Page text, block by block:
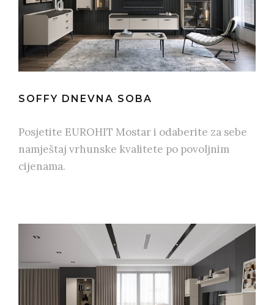
SOFFY DNEVNA SOBA
Posjetite EUROHIT Mostar i odaberite za sebe
namještaj vrhunske kvalitete po povoljnim
cijenama.